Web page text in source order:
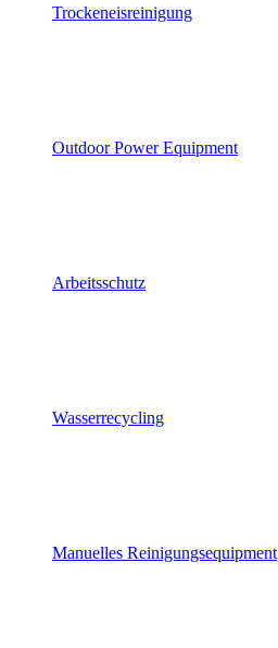
Trockeneisreinigung
Outdoor Power Equipment
Arbeitsschutz
Wasserrecycling
Manuelles Reinigungsequipment